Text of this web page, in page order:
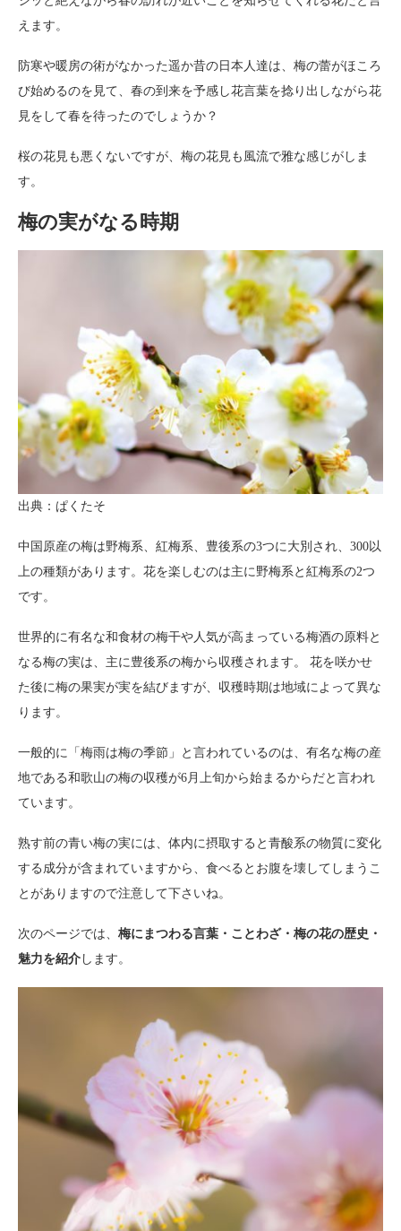
えます。
防寒や暖房の術がなかった遥か昔の日本人達は、梅の蕾がほころ
び始めるのを見て、春の到来を予感し花言葉を捻り出しながら花
見をして春を待ったのでしょうか？
桜の花見も悪くないですが、梅の花見も風流で雅な感じがしま
す。
梅の実がなる時期
出典：ぱくたそ
中国原産の梅は野梅系、紅梅系、豊後系の3つに大別され、300以
上の種類があります。花を楽しむのは主に野梅系と紅梅系の2つ
です。
世界的に有名な和食材の梅干や人気が高まっている梅酒の原料と
なる梅の実は、主に豊後系の梅から収穫されます。 花を咲かせ
た後に梅の果実が実を結びますが、収穫時期は地域によって異な
ります。
一般的に「梅雨は梅の季節」と言われているのは、有名な梅の産
地である和歌山の梅の収穫が6月上旬から始まるからだと言われ
ています。
熟す前の青い梅の実には、体内に摂取すると青酸系の物質に変化
する成分が含まれていますから、食べるとお腹を壊してしまうこ
とがありますので注意して下さいね。
次のページでは、 梅にまつわる言葉・ことわざ・梅の花の歴史・
魅力を紹介 します。